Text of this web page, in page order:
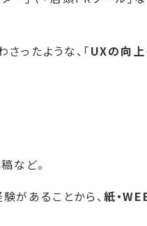
ったような、「UXの向
など。
があることから、紙・